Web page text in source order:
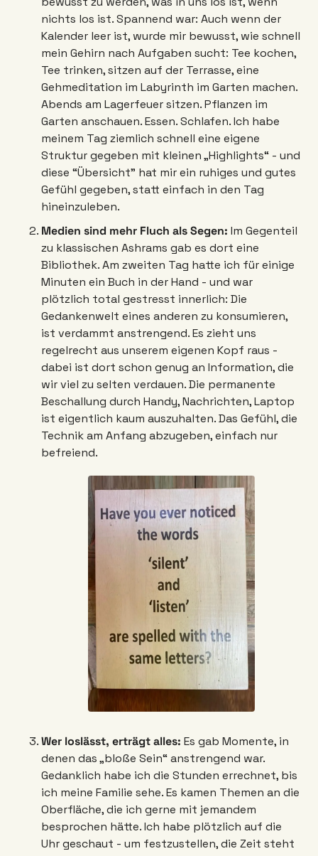
nichts los ist. Spannend war: Auch wenn der
Kalender leer ist, wurde mir bewusst, wie schnell
mein Gehirn nach Aufgaben sucht: Tee kochen,
Tee trinken, sitzen auf der Terrasse, eine
Gehmeditation im Labyrinth im Garten machen.
Abends am Lagerfeuer sitzen. Pflanzen im
Garten anschauen. Essen. Schlafen. Ich habe
meinem Tag ziemlich schnell eine eigene
Struktur gegeben mit kleinen „Highlights“ - und
diese “Übersicht” hat mir ein ruhiges und gutes
Gefühl gegeben, statt einfach in den Tag
hineinzuleben.
Medien sind mehr Fluch als Segen: Im Gegenteil
zu klassischen Ashrams gab es dort eine
Bibliothek. Am zweiten Tag hatte ich für einige
Minuten ein Buch in der Hand - und war
plötzlich total gestresst innerlich: Die
Gedankenwelt eines anderen zu konsumieren,
ist verdammt anstrengend. Es zieht uns
regelrecht aus unserem eigenen Kopf raus -
dabei ist dort schon genug an Information, die
wir viel zu selten verdauen. Die permanente
Beschallung durch Handy, Nachrichten, Laptop
ist eigentlich kaum auszuhalten. Das Gefühl, die
Technik am Anfang abzugeben, einfach nur
befreiend.
Wer loslässt, erträgt alles: Es gab Momente, in
denen das „bloße Sein“ anstrengend war.
Gedanklich habe ich die Stunden errechnet, bis
ich meine Familie sehe. Es kamen Themen an die
Oberfläche, die ich gerne mit jemandem
besprochen hätte. Ich habe plötzlich auf die
Uhr geschaut - um festzustellen, die Zeit steht